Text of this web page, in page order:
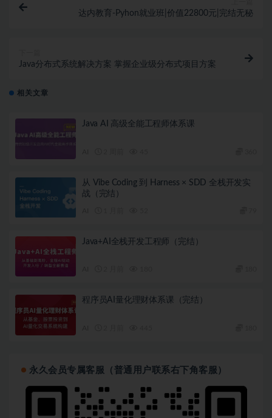
达内教育-Pyhon就业班|价值22800元|完结无秘
Java分布式系统解决方案 掌握企业级分布式项目方案
相关文章
Java AI 高级全能工程师体系课
从 Vibe Coding 到 Harness × SDD 全栈开发实
战（完结）
Java+AI全栈开发工程师（完结）
程序员AI量化理财体系课（完结）
永久会员专属客服（普通用户联系右下角客服）